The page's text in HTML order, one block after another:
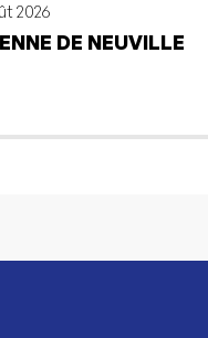
2026
DE NEUVILLE